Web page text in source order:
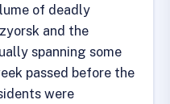
of deadly
and the
spanning some
passed before the
were